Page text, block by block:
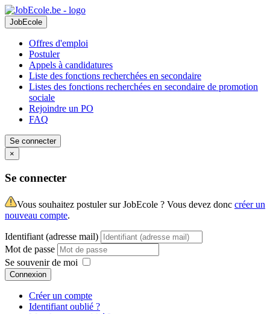
JobEcole
Offres d'emploi
Postuler
Appels à candidatures
Liste des fonctions recherchées en secondaire
Listes des fonctions recherchées en secondaire de promotion
sociale
Rejoindre un PO
FAQ
Se connecter
×
Se connecter
Vous souhaitez postuler sur JobEcole ? Vous devez donc créer un
nouveau compte.
Identifiant (adresse mail)
Mot de passe
Se souvenir de moi
Connexion
Créer un compte
Identifiant oublié ?